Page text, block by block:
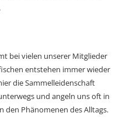
bei vielen unserer Mitglieder
entstehen immer wieder
die Sammelleidenschaft
und angeln uns oft in
den Phänomenen des Alltags.